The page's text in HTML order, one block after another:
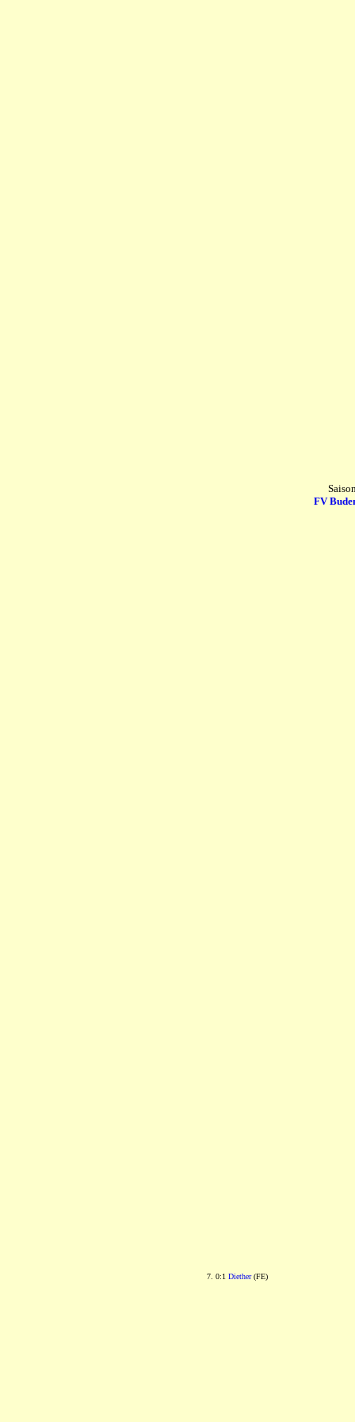
FV
7. 0:1 Diether(FE)